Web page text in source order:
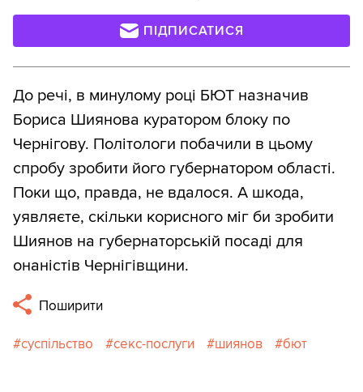
ПІДПИСАТИСЯ
До речі, в минулому році БЮТ назначив
Бориса Шиянова куратором блоку по
Чернігову. Політологи побачили в цьому
спробу зробити його губернатором області.
Поки що, правда, не вдалося. А шкода,
уявляєте, скільки корисного міг би зробити
Шиянов на губернаторській посаді для
онаністів Чернігівщини.
Поширити
суспільство секс-послуги шиянов бют